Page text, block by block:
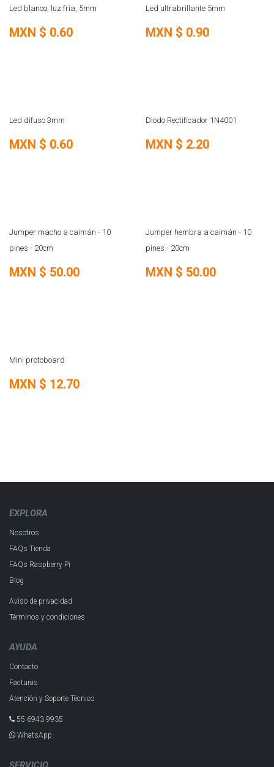
REMATE
Led blanco, luz fría, 5mm
MXN $ 0.60
REMATE
Led ultrabrillante 5mm
MXN $ 0.90
REMATE
Led difuso 3mm
MXN $ 0.60
REMATE
Diodo Rectificador 1N4001
MXN $ 2.20
REMATE
Jumper macho a caimán - 10
pines - 20cm
MXN $ 50.00
REMATE
Jumper hembra a caimán - 10
pines - 20cm
MXN $ 50.00
REMATE
Mini protoboard
MXN $ 12.70
EXPLORA
Nosotros
FAQs Tienda
FAQs Raspberry Pi
Blog
Aviso de privacidad
Términos y condiciones
AYUDA
Contacto
Facturas
Atención y Soporte Técnico
55 6943 993​5
WhatsApp